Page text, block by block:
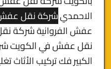
الاحمديشركة نقل عفش
عفش الفروانيةشركة
نقل عفش في الكويت
الكبيرفك تركيب الأثاث